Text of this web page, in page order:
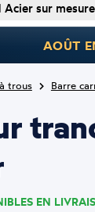
Acier sur mesure
AOÛT
trous Barre
EN